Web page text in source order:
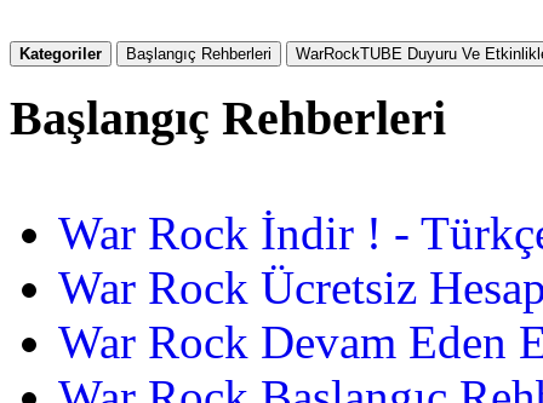
Kategoriler Başlangıç Rehberleri WarRockTUBE Duyuru Ve
Başlangıç Rehberleri
War Rock İndir ! -
War Rock Ücretsiz
War Rock Devam Eden